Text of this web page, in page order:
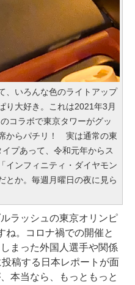
、いろんな色のライトアップ
り大好き。これは2021年3月
コラボで東京タワーがグッ
からパチリ！ 実は通常の東
プあって、令和元年からス
インフィニティ・ダイヤモン
とか。毎週月曜日の夜に見ら
ラッシュの東京オリンピ
ね。コロナ禍での開催と
まった外国人選手や関係
稿する日本レポートが面
本当なら、もっともっと